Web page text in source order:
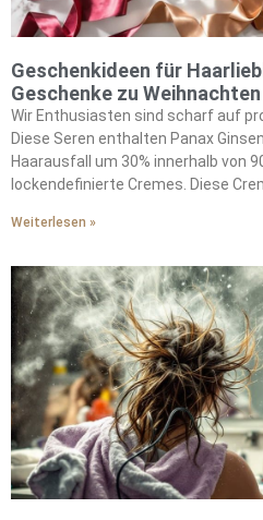
Geschenkideen für
Geschenke zu Weihnachten
Wir Enthusiasten sind scharf auf
Diese Seren enthalten Panax
Haarausfall um 30% innerhalb von
lockendefinierte Cremes. Diese
Instagram-würdigen Glanz. Wir
Geschenksets. Geschenksets
Keratin-Reparaturmasken. Diese
Qualität für zuhause. Wir
Teppich-würdige Rituale. Wir
Kombinationen durch sorgfältige
raffinierten Formulierungen heben
die nächste Stufe.
Weiterlesen »